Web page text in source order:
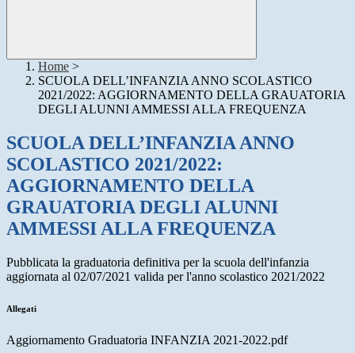
Home >
SCUOLA DELL’INFANZIA ANNO SCOLASTICO
2021/2022: AGGIORNAMENTO DELLA GRAUATORIA
DEGLI ALUNNI AMMESSI ALLA FREQUENZA
SCUOLA DELL’INFANZIA ANNO
SCOLASTICO 2021/2022:
AGGIORNAMENTO DELLA
GRAUATORIA DEGLI ALUNNI
AMMESSI ALLA FREQUENZA
Pubblicata la graduatoria definitiva per la scuola dell'infanzia
aggiornata al 02/07/2021 valida per l'anno scolastico 2021/2022
Allegati
Aggiornamento Graduatoria INFANZIA 2021-2022.pdf